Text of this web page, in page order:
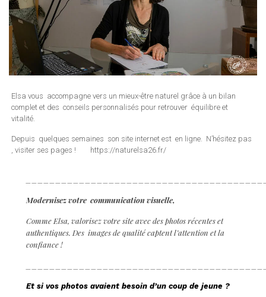
Elsa vous accompagne vers un mieux-être naturel grâce à un bilan
complet et des conseils personnalisés pour retrouver équilibre et
vitalité.
Depuis quelques semaines son site internet est en ligne. N’hésitez pas
, visiter ses pages ! https://naturelsa26.fr/
Modernisez votre communication visuelle,
Comme Elsa, valorisez votre site avec des photos récentes et
authentiques. Des images de qualité captent l’attention et la
confiance !
Et si vos photos avaient besoin d’un coup de jeune ?